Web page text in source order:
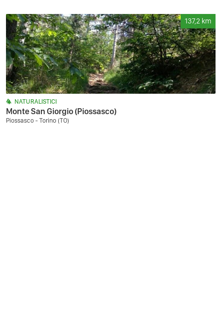
137,2 km
NATURALISTICI
Monte San Giorgio (Piossasco)
Piossasco - Torino (TO)